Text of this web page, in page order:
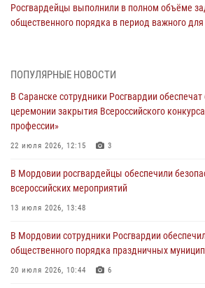
Росгвардейцы выполнили в полном объёме
общественного порядка в период важного
участие в празднествах, посвящённых 25-
Фёдора Ушакова
06 августа 2026, 08:14
повредившего имущество в кафе
06 августа 2026, 07:03
незамедлительно
05 августа 2026, 15:04
ПОПУЛЯРНЫЕ НОВОСТИ
В Саранске сотрудники Росгвардии обеспечат
церемонии закрытия Всероссийского
профессии»
22 июля 2026, 12:15 3
В Мордовии росгвардейцы обеспечили
всероссийских мероприятий
13 июля 2026, 13:48
В Мордовии сотрудники Росгвардии
общественного порядка праздничных
20 июля 2026, 10:44 6